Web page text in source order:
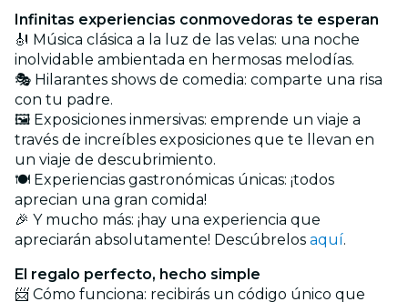
Infinitas experiencias conmovedoras te esperan
🎻 Música clásica a la luz de las velas: una noche
inolvidable ambientada en hermosas melodías.
🎭 Hilarantes shows de comedia: comparte una risa
con tu padre.
🖼️ Exposiciones inmersivas: emprende un viaje a
través de increíbles exposiciones que te llevan en
un viaje de descubrimiento.
🍽️ Experiencias gastronómicas únicas: ¡todos
aprecian una gran comida!
🎉 Y mucho más: ¡hay una experiencia que
apreciarán absolutamente! Descúbrelos aquí.
El regalo perfecto, hecho simple
📨 Cómo funciona: recibirás un código único que